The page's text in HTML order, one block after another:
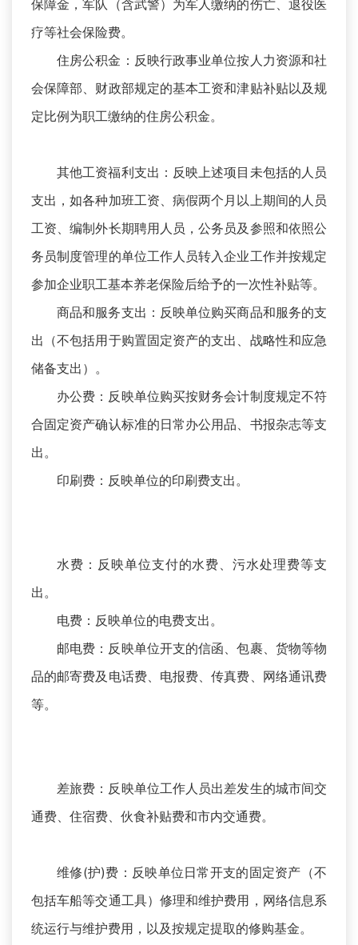
保障金，军队（含武警）为军人缴纳的伤亡、退役医
疗等社会保险费。
住房公积金：反映行政事业单位按人力资源和社
会保障部、财政部规定的基本工资和津贴补贴以及规
定比例为职工缴纳的住房公积金。
其他工资福利支出：反映上述项目未包括的人员
支出，如各种加班工资、病假两个月以上期间的人员
工资、编制外长期聘用人员，公务员及参照和依照公
务员制度管理的单位工作人员转入企业工作并按规定
参加企业职工基本养老保险后给予的一次性补贴等。
商品和服务支出：反映单位购买商品和服务的支
出（不包括用于购置固定资产的支出、战略性和应急
储备支出）。
办公费：反映单位购买按财务会计制度规定不符
合固定资产确认标准的日常办公用品、书报杂志等支
出。
印刷费：反映单位的印刷费支出。
水费：反映单位支付的水费、污水处理费等支
出。
电费：反映单位的电费支出。
邮电费：反映单位开支的信函、包裹、货物等物
品的邮寄费及电话费、电报费、传真费、网络通讯费
等。
差旅费：反映单位工作人员出差发生的城市间交
通费、住宿费、伙食补贴费和市内交通费。
维修(护)费：反映单位日常开支的固定资产（不
包括车船等交通工具）修理和维护费用，网络信息系
统运行与维护费用，以及按规定提取的修购基金。